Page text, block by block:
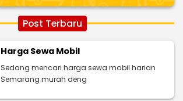
Post Terbaru
Harga Sewa Mobil
Sedang mencari harga sewa mobil harian
Semarang murah deng